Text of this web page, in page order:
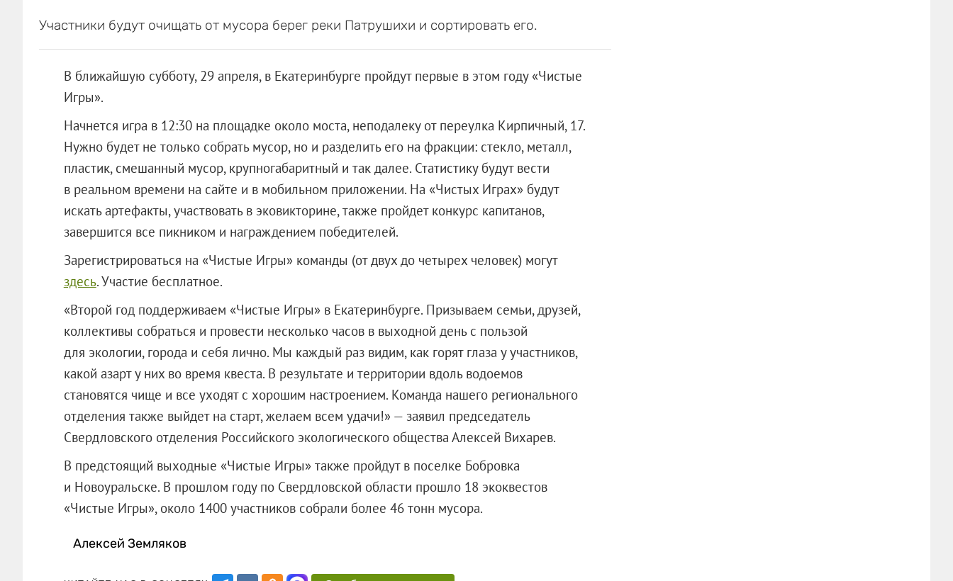
Участники будут очищать от мусора берег реки Патрушихи и сортировать его.
В ближайшую субботу, 29 апреля, в Екатеринбурге пройдут первые в этом году «Чистые
Игры».
Начнется игра в 12:30 на площадке около моста, неподалеку от переулка Кирпичный, 17.
Нужно будет не только собрать мусор, но и разделить его на фракции: стекло, металл,
пластик, смешанный мусор, крупногабаритный и так далее. Статистику будут вести
в реальном времени на сайте и в мобильном приложении. На «Чистых Играх» будут
искать артефакты, участвовать в эковикторине, также пройдет конкурс капитанов,
завершится все пикником и награждением победителей.
Зарегистрироваться на «Чистые Игры» команды (от двух до четырех человек) могут
здесь. Участие бесплатное.
«Второй год поддерживаем «Чистые Игры» в Екатеринбурге. Призываем семьи, друзей,
коллективы собраться и провести несколько часов в выходной день с пользой
для экологии, города и себя лично. Мы каждый раз видим, как горят глаза у участников,
какой азарт у них во время квеста. В результате и территории вдоль водоемов
становятся чище и все уходят с хорошим настроением. Команда нашего регионального
отделения также выйдет на старт, желаем всем удачи!» — заявил председатель
Свердловского отделения Российского экологического общества Алексей Вихарев.
В предстоящий выходные «Чистые Игры» также пройдут в поселке Бобровка
и Новоуральске. В прошлом году по Свердловской области прошло 18 экоквестов
«Чистые Игры», около 1400 участников собрали более 46 тонн мусора.
Алексей Земляков